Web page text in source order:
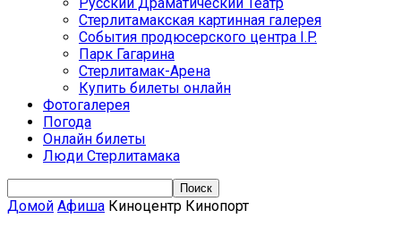
Стерлитамакская картинная галерея
События продюсерского центра I.P.
Парк Гагарина
Стерлитамак-Арена
Купить билеты онлайн
Фотогалерея
Погода
Онлайн билеты
Люди Стерлитамака
Домой Афиша Киноцентр Кинопорт